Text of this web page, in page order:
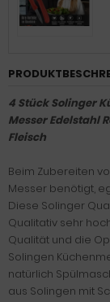
4 Stück Solinger
Messer Edelstahl
Fleisch
Beim Zubereiten
Messer benötigt,
Diese Solinger
Qualitativ sehr
Qualität und die
Solingen
natürlich
aus Solingen mit